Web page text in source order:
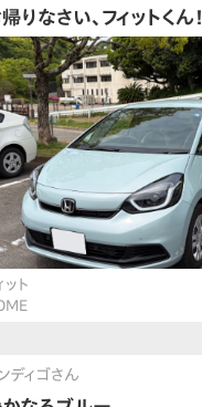
りなさい、フィットくん！
ット
ディゴさん